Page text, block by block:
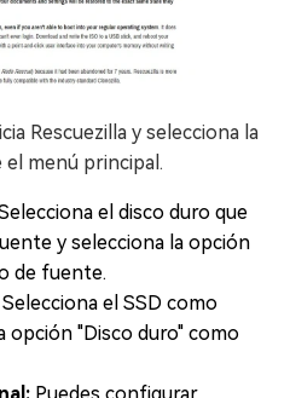
Rescuezilla y selecciona la
menú principal.
el disco duro que
y selecciona la opción
de fuente.
Selecciona el SSD como
opción "Disco duro" como